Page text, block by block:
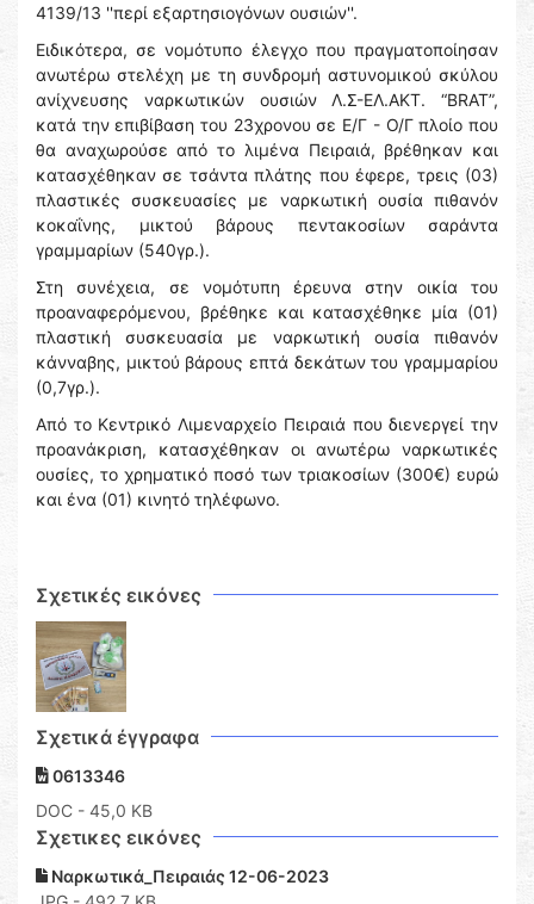
4139/13 ''περί εξαρτησιογόνων ουσιών''.
Ειδικότερα, σε νομότυπο έλεγχο που πραγματοποίησαν
ανωτέρω στελέχη με τη συνδρομή αστυνομικού σκύλου
ανίχνευσης ναρκωτικών ουσιών Λ.Σ-ΕΛ.ΑΚΤ. “BRAT”,
κατά την επιβίβαση του 23χρονου σε Ε/Γ - Ο/Γ πλοίο που
θα αναχωρούσε από το λιμένα Πειραιά, βρέθηκαν και
κατασχέθηκαν σε τσάντα πλάτης που έφερε, τρεις (03)
πλαστικές συσκευασίες με ναρκωτική ουσία πιθανόν
κοκαΐνης, μικτού βάρους πεντακοσίων σαράντα
γραμμαρίων (540γρ.).
Στη συνέχεια, σε νομότυπη έρευνα στην οικία του
προαναφερόμενου, βρέθηκε και κατασχέθηκε μία (01)
πλαστική συσκευασία με ναρκωτική ουσία πιθανόν
κάνναβης, μικτού βάρους επτά δεκάτων του γραμμαρίου
(0,7γρ.).
Από το Κεντρικό Λιμεναρχείο Πειραιά που διενεργεί την
προανάκριση, κατασχέθηκαν οι ανωτέρω ναρκωτικές
ουσίες, το χρηματικό ποσό των τριακοσίων (300€) ευρώ
και ένα (01) κινητό τηλέφωνο.
Σχετικές εικόνες
Σχετικά έγγραφα
0613346
DOC - 45,0 KB
Σχετικες εικόνες
Ναρκωτικά_Πειραιάς 12-06-2023